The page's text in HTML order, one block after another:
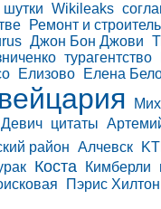
шутки Wikileaks
Ремонт и
Джон Бон Джови
турагентство
Елизово
Елена
Девич цитаты
район Алчевск
Коста Кимберли
Пэрис Хилтон